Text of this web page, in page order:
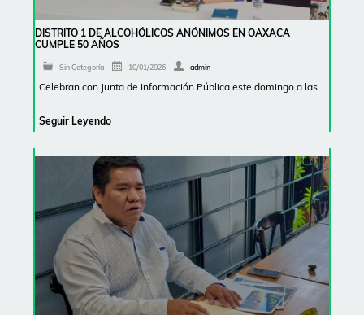
DISTRITO 1 DE ALCOHÓLICOS ANÓNIMOS EN OAXACA
CUMPLE 50 AÑOS
Sin Categoría 10/01/2026 admin
Celebran con Junta de Información Pública este domingo a las
Seguir Leyendo